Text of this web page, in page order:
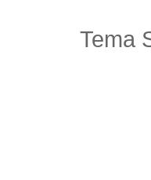
Tema